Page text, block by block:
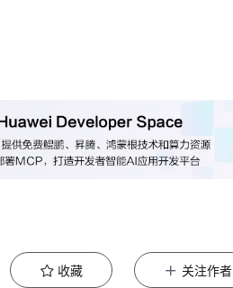
收藏 关注作者